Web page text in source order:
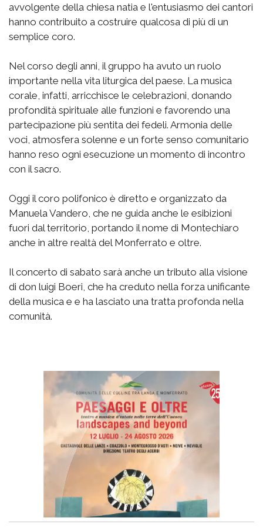
avvolgente della chiesa natia e l'entusiasmo dei cantori
hanno contribuito a costruire qualcosa di più di un
semplice coro.
Nel corso degli anni, il gruppo ha avuto un ruolo
importante nella vita liturgica del paese. La musica
corale, infatti, arricchisce le celebrazioni, donando
profondità spirituale alle funzioni e favorendo una
partecipazione più sentita dei fedeli. Armonia delle
voci, atmosfera solenne e un forte senso comunitario
hanno reso ogni esecuzione un momento di incontro
con il sacro.
Oggi il coro polifonico è diretto e organizzato da
Manuela Vandero, che ne guida anche le esibizioni
fuori dal territorio, portando il nome di Montechiaro
anche in altre realtà del Monferrato e oltre.
Il concerto di sabato sarà anche un tributo alla visione
di don luigi Boeri, che ha creduto nella forza unificante
della musica e e ha lasciato una tratta profonda nella
comunità.